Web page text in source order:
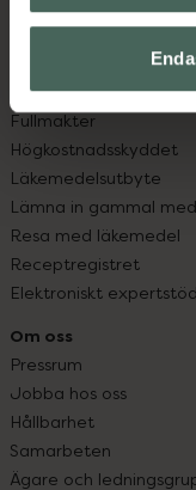
App
Om recept och
Fullmakter
Högkostnadsskyddet
Läkemedelsutbyte
Lämna in gammal
Resa med läkemedel
Receptregistret
Elektroniskt
Om oss
Pressrum
Jobba hos oss
Hållbarhet
Samarbeten
Ägare och